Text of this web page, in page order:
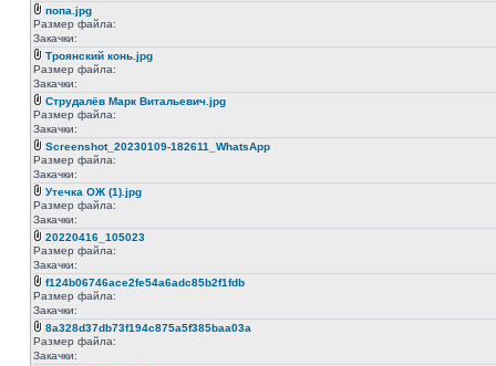
попа.jpg
Размер файла:
Закачки:
Троянский конь.jpg
Размер файла:
Закачки:
Струдалёв Марк Витальевич.jpg
Размер файла:
Закачки:
Screenshot_20230109-182611_WhatsApp
Размер файла:
Закачки:
Утечка ОЖ (1).jpg
Размер файла:
Закачки:
20220416_105023
Размер файла:
Закачки:
f124b06746ace2fe54a6adc85b2f1fdb
Размер файла:
Закачки:
8a328d37db73f194c875a5f385baa03a
Размер файла:
Закачки: